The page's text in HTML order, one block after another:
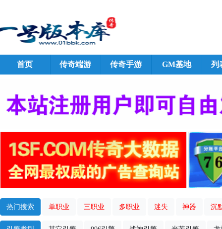
首页 传奇端游 传奇手游 GM基地 列
热门搜索 单职业 三职业 多职业 迷失 神器 沉